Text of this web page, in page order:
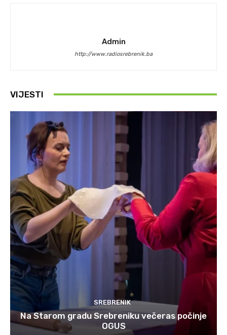
Admin
http://www.radiosrebrenik.ba
VIJESTI
SREBRENIK
Na Starom gradu Srebreniku večeras počinje
OGUS